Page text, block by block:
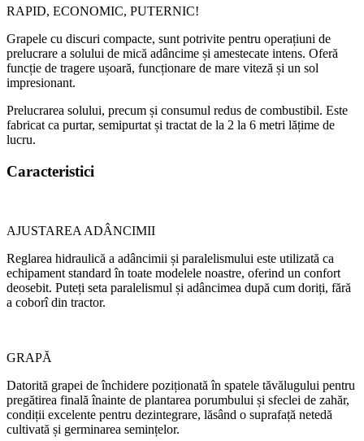
RAPID, ECONOMIC, PUTERNIC!
Grapele cu discuri compacte, sunt potrivite pentru operațiuni de
prelucrare a solului de mică adâncime și amestecate intens. Oferă
funcție de tragere ușoară, funcționare de mare viteză și un sol
impresionant.
Prelucrarea solului, precum și consumul redus de combustibil. Este
fabricat ca purtar, semipurtat și tractat de la 2 la 6 metri lățime de
lucru.
Caracteristici
AJUSTAREA ADÂNCIMII
Reglarea hidraulică a adâncimii și paralelismului este utilizată ca
echipament standard în toate modelele noastre, oferind un confort
deosebit. Puteți seta paralelismul și adâncimea după cum doriți, fără
a coborî din tractor.
GRAPĂ
Datorită grapei de închidere poziționată în spatele tăvălugului pentru
pregătirea finală înainte de plantarea porumbului și sfeclei de zahăr,
condiții excelente pentru dezintegrare, lăsând o suprafață netedă
cultivată și germinarea semințelor.